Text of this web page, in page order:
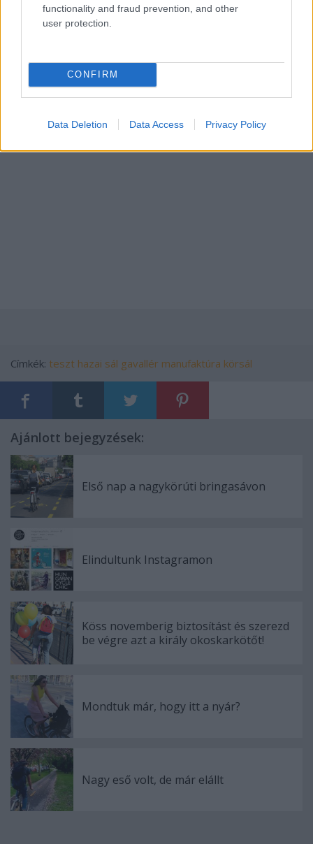
functionality and fraud prevention, and other
user protection.
CONFIRM
Data Deletion Data Access Privacy Policy
További infók aGavallérról itt.
Címkék: teszt hazai sál gavallér manufaktúra körsál
Ajánlott bejegyzések:
Első nap a nagykörúti bringasávon
Elindultunk Instagramon
Köss novemberig biztosítást és szerezd
be végre azt a király okoskarkötőt!
Mondtuk már, hogy itt a nyár?
Nagy eső volt, de már elállt